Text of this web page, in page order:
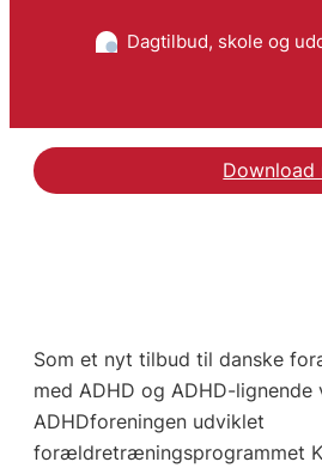
Dagtilbud, skole og
Download
Som et nyt tilbud til danske
med ADHD og ADHD-lignende
ADHDforeningen udviklet
forældretræningsprogrammet